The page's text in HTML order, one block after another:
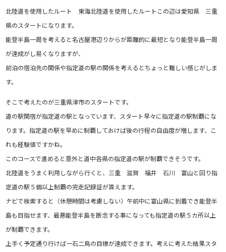
北陸道を使用したルート 東海北陸道を使用したルートこの辺は愛知県 三重
県のスタートになります。
能登半島一周を考えると名古屋港辺りからが距離的に最短となり能登半島一周
が達成がし易くなりますが、
前泊の宿泊先の関係や指定道の駅の関係を考えるとちょっと難しい感じがしま
す。
そこで考えたのが三重県津市のスタートです。
道の駅関宿が指定道の駅となっています、スタート早々に指定道の駅制覇にな
ります。指定道の駅を早めに制覇しておけば後の行程の自由度が増します、こ
れも経験値ですかね。
このコースで進めると意外と道中各県の指定道の駅が制覇できそうです。
北陸道をうまく利用しながら行くと、三重 滋賀 福井 石川 富山と回り指
定道の駅５個以上制覇の完走記録証が貰えます。
ナビで検索すると（休憩時間は考慮しない）午前中に富山県に到着でき能登半
島も目指せます、最悪能登半島を断念する事になっても指定道の駅５カ所以上
が制覇できます。
上手く予定通り行けば一石二鳥の目標が達成できます。考えに考えた結果スタ